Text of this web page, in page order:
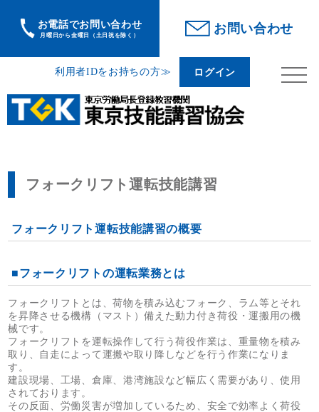
利用者IDをお持ちの方 ログイン
お電話でお問い合わせ
月曜日から金曜日（土日祝を除く） お問い合わせ
利用者IDをお持ちの方≫ ログイン
TOP > フォークリフト運転技能講習
フォークリフト運転技能講習
フォークリフト運転技能講習の概要
■フォークリフトの運転業務とは
フォークリフトとは、荷物を積み込むフォーク、ラム等とそれ
を昇降させる機構（マスト）備えた動力付き荷役・運搬用の機
械です。
フォークリフトを運転操作して行う荷役作業は、重量物を積み
取り、自走によって運搬や取り降しなどを行う作業になりま
す。
建設現場、工場、倉庫、港湾施設など幅広く需要があり、使用
されております。
その反面、労働災害が増加しているため、安全で効率よく荷役